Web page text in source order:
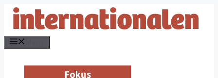
Hoppa
Fokus
Fokus